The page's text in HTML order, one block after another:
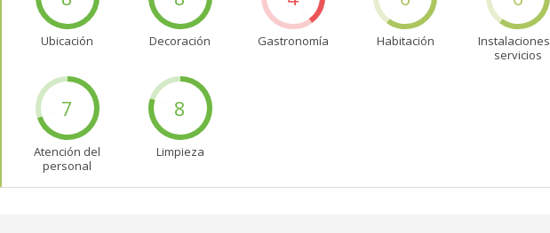
Ubicación Decoración Gastronomía Habitación
servicios
7
Atención del
personal
8
Limpieza